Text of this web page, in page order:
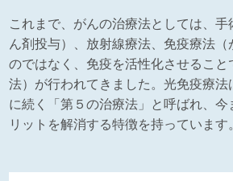
これまで、がんの治療法としては、
ん剤投与）、放射線療法、免疫療法
のではなく、免疫を活性化させるこ
法）が行われてきました。光免疫療
に続く「第５の治療法」と呼ばれ、今
リットを解消する特徴を持っています